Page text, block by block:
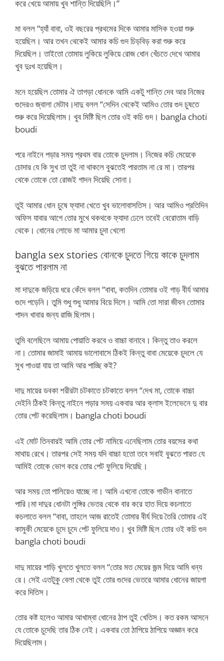
করে খেয়ে আমায় খুব শান্তি দিয়েছিলি।”
মা বলল “হ্যাঁ বাবা, ওই বছরের প্রথমের দিকে আমার মাসিক হওয়া শুরু
হয়েছিল। আর তখন থেকেই আমার কচি গুদ চিড়বিড় করা শুরু করে
দিয়েছিল। তাইতো তোমায় লুকিয়ে লুকিয়ে রোজ ধোন খেঁচতে দেখে আমার
খুব দুঃখ হয়েছিল।
মনে হয়েছিল তোমার ঐ তাগড়া ধোনকে আমি একটু শান্তি দেব আর নিজের
গুদেরও জ্বালা মেটাব।দাদু বলল “সেদিন থেকেই আমিও তোর গুদ চুষতে
শুরু করে দিয়েছিলাম। খুব মিষ্টি ছিল তোর ওই কচি গুদ। bangla choti
boudi
পরে নাইনে পড়ার সময় প্রথম বার তোকে চুদলাম। নিজের কচি মেয়েকে
চোদার যে কি সুখ তা তুই না থাকলে বুঝতেই পারতাম না রে মা। তারপর
থেকে তোকে তো রোজই গাদন দিয়েছি সোনা।
তুই আমার ধোন চুষে ফ্যাদা খেতে খুব ভালোবাসতিস। আর আমিও প্রতিদিন
অফিস যাবার আগে তোর মুখে থকথকে ফ্যাদা ঢেলে তবেই বেরোতাম বাড়ি
থেকে। ধোনের লোভে মা আমার চুদা খেলো
bangla sex stories বোনকে চুদতে গিয়ে কাকে চুদলাম
বুঝতে পারলাম না
মা দাদুকে জড়িয়ে ধরে কেঁদে বলল “বাবা, কতদিন তোমার ওই গাড় বীর্য আমার
গুদে পড়েনি। তুমি শুধু শুধু আমার বিয়ে দিলে। আমি তো সারা জীবন তোমার
গাদন খাবার জন্য রাজি ছিলাম।
তুমি বলেছিলে আমায় পোয়াতি করবে ও বাচ্চা বানাবে। কিন্তু তাও করলে
না। তোমার জামাই আমায় ভালোবাসে ঠিকই কিন্তু বাবা মেয়েকে চুদলে যে
সুখ পাওয়া যায় তা আমি আর পাচ্ছি কই?
দাদু মায়ের ডবকা শরীরটা চটকাতে চটকাতে বলল “দেখ মা, তোকে বাচ্চা
দেইনি ঠিকই কিন্তু নাইনে পড়ার সময় একবার আর ক্লাস ইলেভেনে দু বার
তোর পেট করেছিলাম। bangla choti boudi
এই মোট তিনবারই আমি তোর পেট নামিয়ে এনেছিলাম তোর বয়সের কথা
মাথায় রেখে। তারপর সেই সময় যদি বাচ্চা হতো তবে সবাই বুঝতে পারত যে
আমিই তোকে ভোগ করে তোর পেট ফুলিয়ে দিয়েছি।
আর সময় তো পালিয়েও যাচ্ছে না। আমি এখনো তোকে গাভীন বানাতে
পারি।মা দাদুর ধোনটা লুঙ্গির ভেতর থেকে বার করে হাত দিয়ে কচলাতে
কচলাতে বলল “বাবা, তাহলে আজ রাতেই তোমার বীর্য দিয়ে তৈরি তোমার এই
কামুকী মেয়েকে চুদে চুদে পেট ফুলিয়ে দাও। খুব মিষ্টি ছিল তোর ওই কচি গুদ
bangla choti boudi
দাদু মায়ের শাড়ি খুলতে খুলতে বলল “তোর মত মেয়ের জন্ম দিয়ে আমি ধন্য
রে। সেই এতটুকু বেলা থেকে তুই তোর গুদের ভেতরে আমার ধোনের জায়গা
করে দিতিস।
তোর কষ্ট হলেও আমার আখাম্বা ধোনের ঠাপ তুই খেতিস। কত রকম আসনে
যে তোকে চুদেছি তার ঠিক নেই। একবার তো ঠাপিয়ে ঠাপিয়ে অজ্ঞান করে
দিয়েছিলাম।